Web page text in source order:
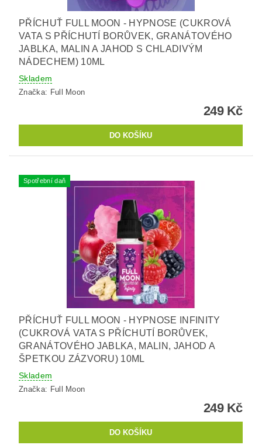
PŘÍCHUŤ FULL MOON - HYPNOSE (CUKROVÁ
VATA S PŘÍCHUTÍ BORŮVEK, GRANÁTOVÉHO
JABLKA, MALIN A JAHOD S CHLADIVÝM
NÁDECHEM) 10ML
Skladem
Značka: Full Moon
249 Kč
Spotřební daň
PŘÍCHUŤ FULL MOON - HYPNOSE INFINITY
(CUKROVÁ VATA S PŘÍCHUTÍ BORŮVEK,
GRANÁTOVÉHO JABLKA, MALIN, JAHOD A
ŠPETKOU ZÁZVORU) 10ML
Skladem
Značka: Full Moon
249 Kč